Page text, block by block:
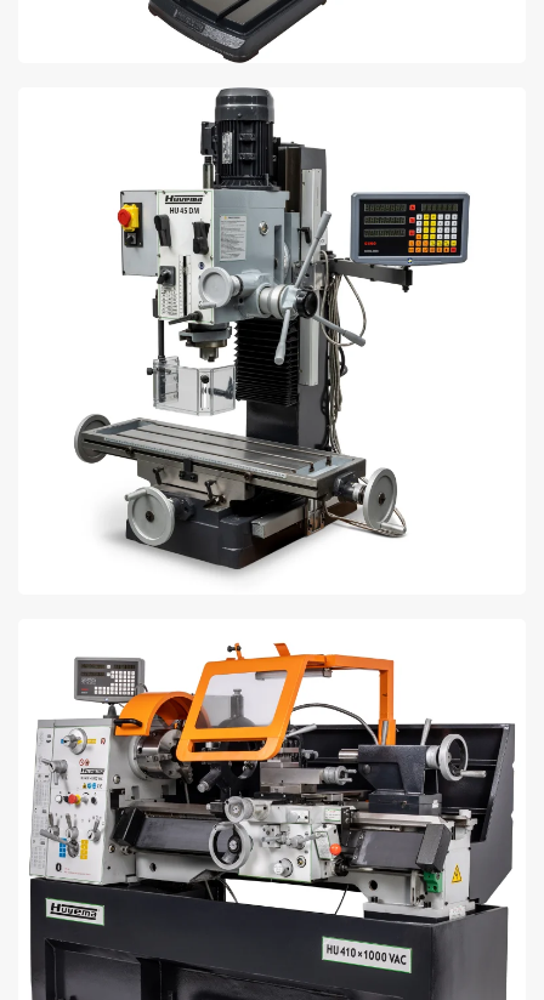
BENT U OP ZOEK NAAR EEN BOORFREESMACHINE?
ONTDEK ONS ASSORTIMENT BOORFREESMACHINES
ONLINE BIJ LTC.
BEKIJK AANBOD
BENT U OP ZOEK NAAR EEN DRAAIBANK? ONTDEK
ONS ASSORTIMENT DRAAIBANKEN ONLINE BIJ LTC.
BEKIJK AANBOD